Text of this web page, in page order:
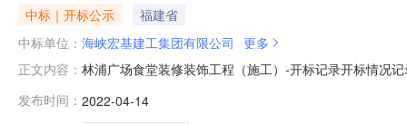
中标｜开标公示
福建省
中标单位： 海峡宏基建工集团有限公司 更多
正文内容： 林浦广场食堂装修装饰工程（施工）-开标记录开标情况
备注1海峡宏基建工集团有限公司
发布时间： 2022-04-14